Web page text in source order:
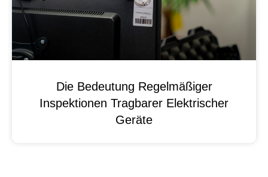
Die Bedeutung Regelmäßiger
Inspektionen Tragbarer Elektrischer
Geräte